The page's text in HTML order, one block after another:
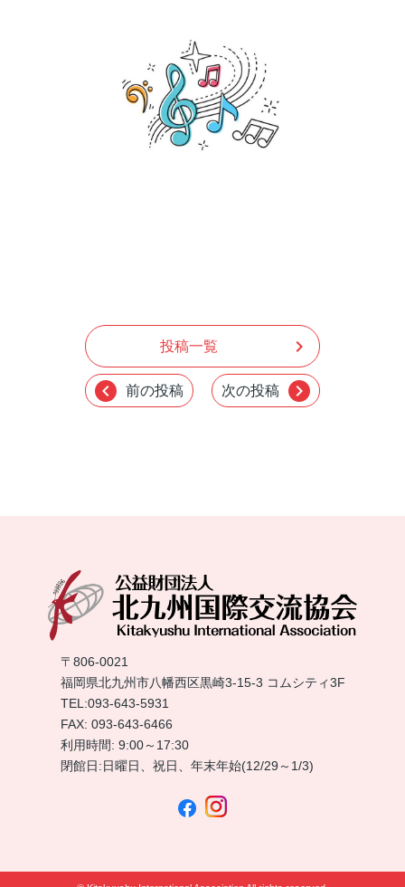
chevron_left 前の投稿
投稿一覧 chevron_right
次の投稿 chevron_right
〒806-0021
福岡県北九州市八幡西区黒崎3-15-3 コムシティ3F
TEL:093-643-5931
FAX: 093-643-6466
利用時間: 9:00～17:30
閉館日:日曜日、祝日、年末年始(12/29～1/3)